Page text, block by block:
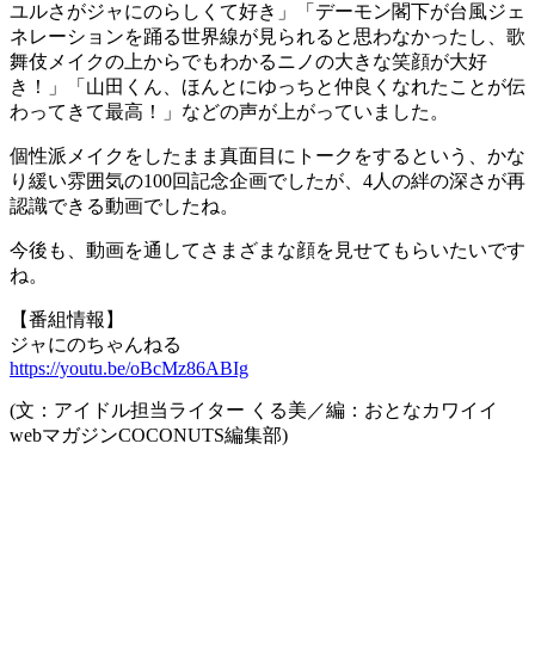
ユルさがジャにのらしくて好き」「デーモン閣下が台風ジェ
ネレーションを踊る世界線が見られると思わなかったし、歌
舞伎メイクの上からでもわかるニノの大きな笑顔が大好
き！」「山田くん、ほんとにゆっちと仲良くなれたことが伝
わってきて最高！」などの声が上がっていました。
個性派メイクをしたまま真面目にトークをするという、かな
り緩い雰囲気の100回記念企画でしたが、4人の絆の深さが再
認識できる動画でしたね。
今後も、動画を通してさまざまな顔を見せてもらいたいです
ね。
【番組情報】
ジャにのちゃんねる
https://youtu.be/oBcMz86ABIg
(文：アイドル担当ライター くる美／編：おとなカワイイ
webマガジンCOCONUTS編集部)